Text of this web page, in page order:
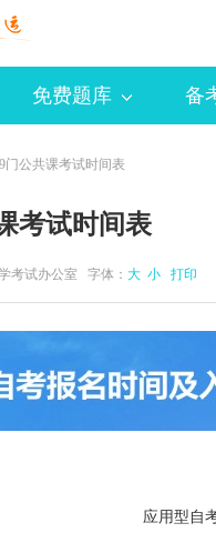
免费题库 备
门公共课考试时间表
考试时间表
考试办公室 字体： 大 小 打印
应用型自